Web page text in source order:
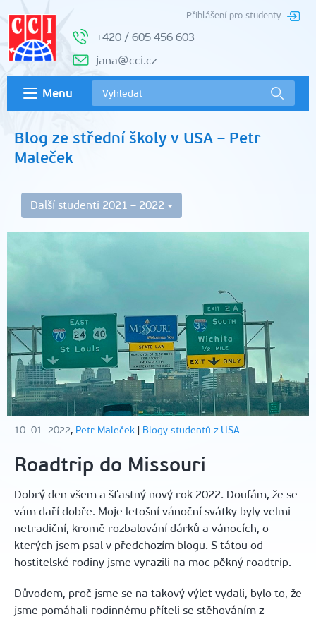
Přihlášení pro studenty
+420 / 605 456 603
jana@cci.cz
Menu
Blog ze střední školy v USA – Petr
Maleček
Další studenti 2021 – 2022
10. 01. 2022, Petr Maleček Blogy studentů z USA
Roadtrip do Missouri
Dobrý den všem a šťastný nový rok 2022. Doufám, že se
vám daří dobře. Moje letošní vánoční svátky byly velmi
netradiční, kromě rozbalování dárků a vánocích, o
kterých jsem psal v předchozím blogu. S tátou od
hostitelské rodiny jsme vyrazili na moc pěkný roadtrip.
Důvodem, proč jsme se na takový výlet vydali, bylo to, že
jsme pomáhali rodinnému příteli se stěhováním z